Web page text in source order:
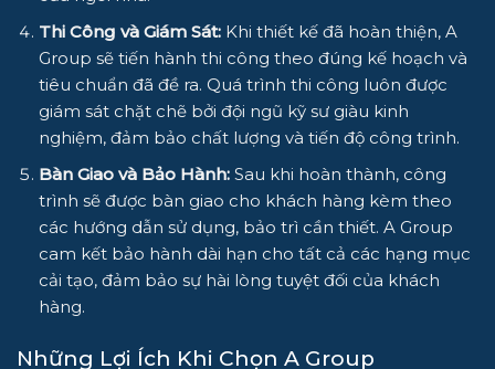
Thi Công và Giám Sát:Khi thiết kế đã hoàn thiện, A
Group sẽ tiến hành thi công theo đúng kế hoạch và
tiêu chuẩn đã đề ra. Quá trình thi công luôn được
giám sát chặt chẽ bởi đội ngũ kỹ sư giàu kinh
nghiệm, đảm bảo chất lượng và tiến độ công trình.
Bàn Giao và Bảo Hành:Sau khi hoàn thành, công
trình sẽ được bàn giao cho khách hàng kèm theo
các hướng dẫn sử dụng, bảo trì cần thiết. A Group
cam kết bảo hành dài hạn cho tất cả các hạng mục
cải tạo, đảm bảo sự hài lòng tuyệt đối của khách
hàng.
Những Lợi Ích Khi Chọn A Group